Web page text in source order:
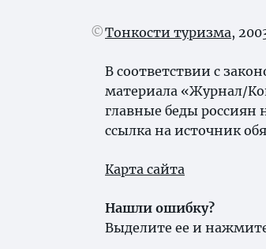
Тонкости туризма,
В соответствии с
материала «Журнал/
главные беды россиян
ссылка на источник
Карта сайта
Нашли ошибку?
Выделите ее и